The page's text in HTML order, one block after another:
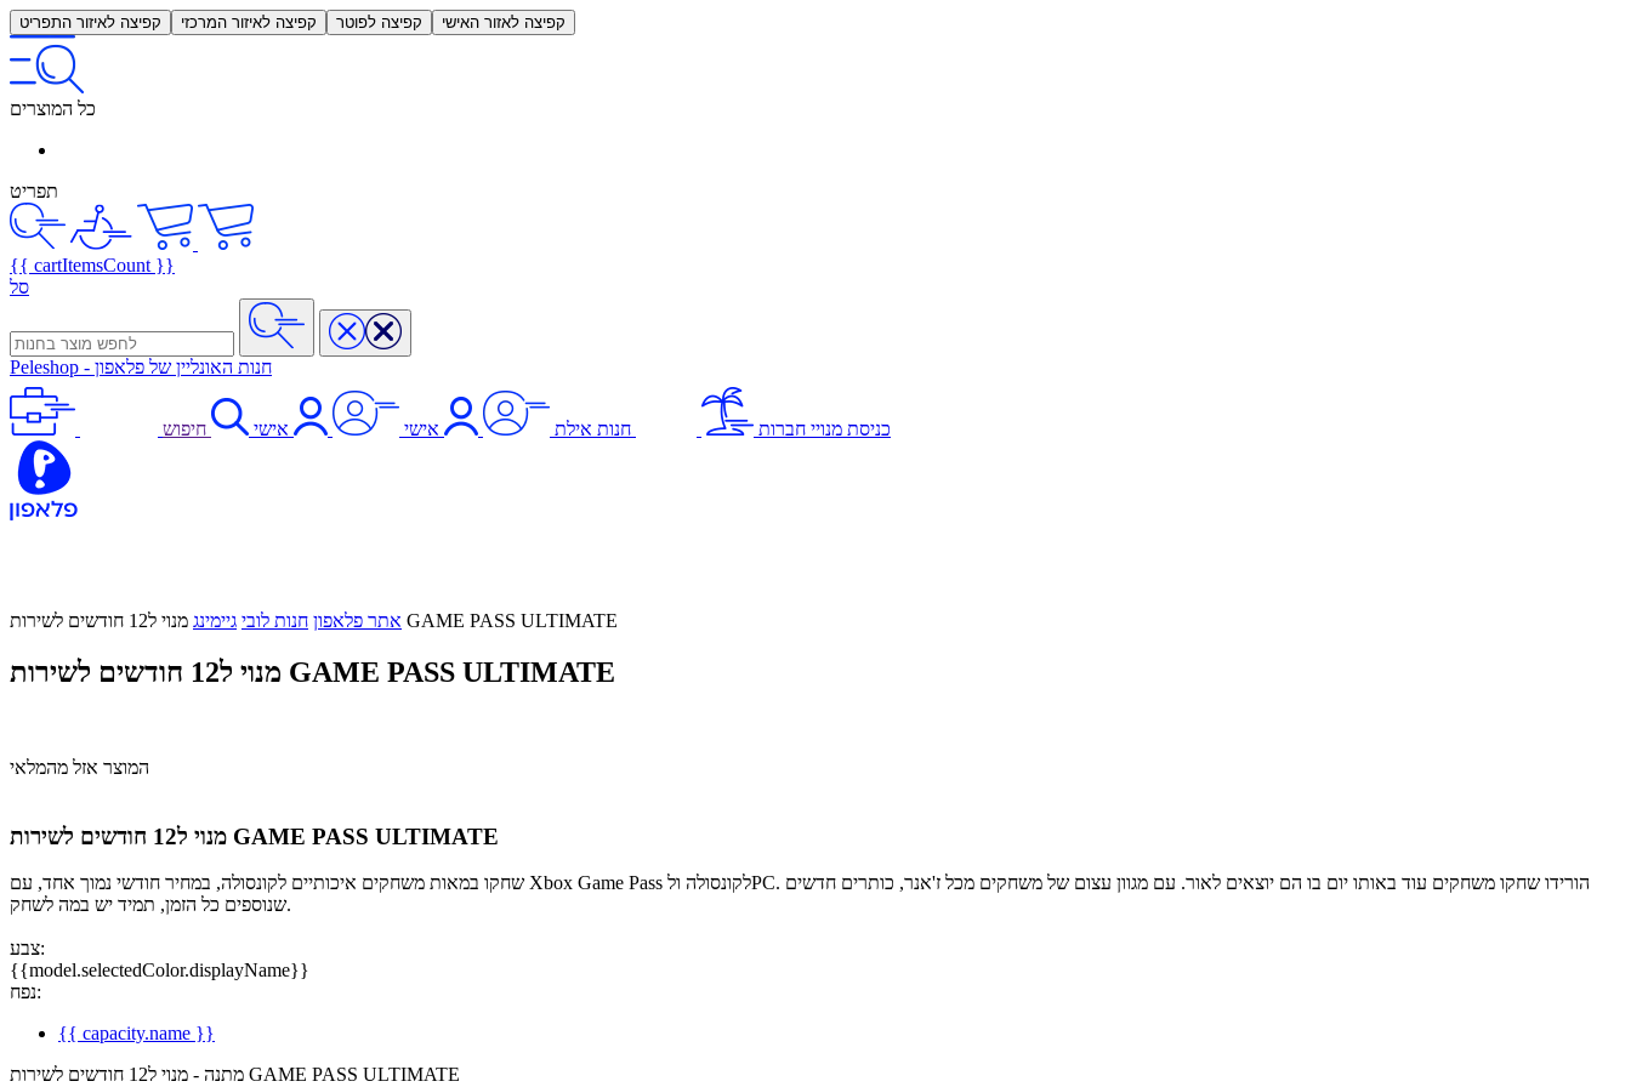
קפיצה לאיזור התפריט קפיצה לאיזור המרכזי קפיצה לפוטר קפיצה לאזור האישי
כל המוצרים
תפריט
{{ cartItemsCount }}
סל
Peleshop - חנות האונליין של פלאפון
כניסת מנויי חברות חנות אילת אישי אישי חיפוש
אתר פלאפון חנות לובי גיימינג מנוי ל12 חודשים לשירות GAME PASS ULTIMATE
מנוי ל12 חודשים לשירות GAME PASS ULTIMATE
המוצר אזל מהמלאי
מנוי ל12 חודשים לשירות GAME PASS ULTIMATE
שחקו במאות משחקים איכותיים לקונסולה, במחיר חודשי נמוך אחד, עם Xbox Game Pass לקונסולה ולPC. הורידו שחקו משחקים עוד באותו יום בו הם יוצאים לאור. עם מגוון עצום של משחקים מכל ז'אנר, כותרים חדשים
שנוספים כל הזמן, תמיד יש במה לשחק.
צבע:
{{model.selectedColor.displayName}}
נפח:
{{ capacity.name }}
מתנה - מנוי ל12 חודשים לשירות GAME PASS ULTIMATE